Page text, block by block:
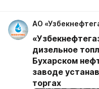
АО
дизельное
Бухарском
заводе
торгах